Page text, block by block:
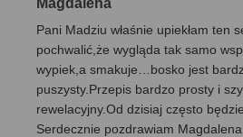
Magdalena
Pani Madziu właśnie upiekłam ten
pochwalić,że wygląda tak samo
wypiek,a smakuje…bosko jest
puszysty.Przepis bardzo prosty i
rewelacyjny.Od dzisiaj często
Serdecznie pozdrawiam Magdalena